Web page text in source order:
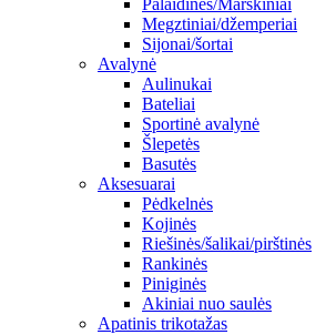
Megztiniai/džemperiai
Sijonai/šortai
Avalynė
Aulinukai
Bateliai
Sportinė avalynė
Šlepetės
Basutės
Aksesuarai
Pėdkelnės
Kojinės
Riešinės/šalikai/pirštinės
Rankinės
Piniginės
Akiniai nuo saulės
Apatinis trikotažas